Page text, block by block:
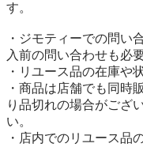
す。
・ジモティーでの問い
入前の問い合わせも必
・リユース品の在庫や
・商品は店舗でも同時
り品切れの場合がござ
い。
・店内でのリユース品